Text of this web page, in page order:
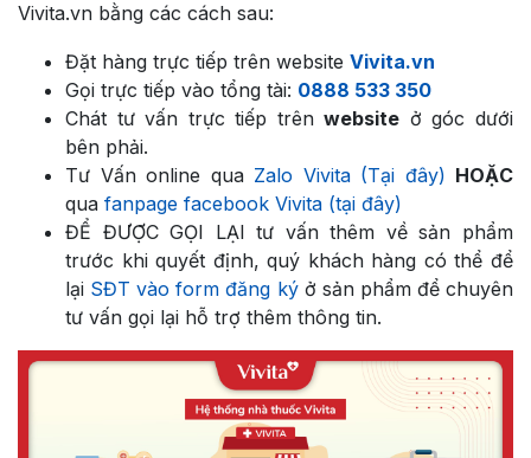
Vivita.vn bằng các cách sau:
Đặt hàng trực tiếp trên website Vivita.vn
Gọi trực tiếp vào tổng tài: 0888 533 350
Chát tư vấn trực tiếp trênwebsite ở góc dưới
bên phải.
Tư Vấn online quaZalo Vivita (Tại đây) HOẶC
qua fanpage facebook Vivita (tại đây)
ĐỂ ĐƯỢC GỌI LẠI tư vấn thêm về sản phẩm
trước khi quyết định, quý khách hàng có thể để
lại SĐT vào form đăng kýở sản phẩm để chuyên
tư vấn gọi lại hỗ trợ thêm thông tin.